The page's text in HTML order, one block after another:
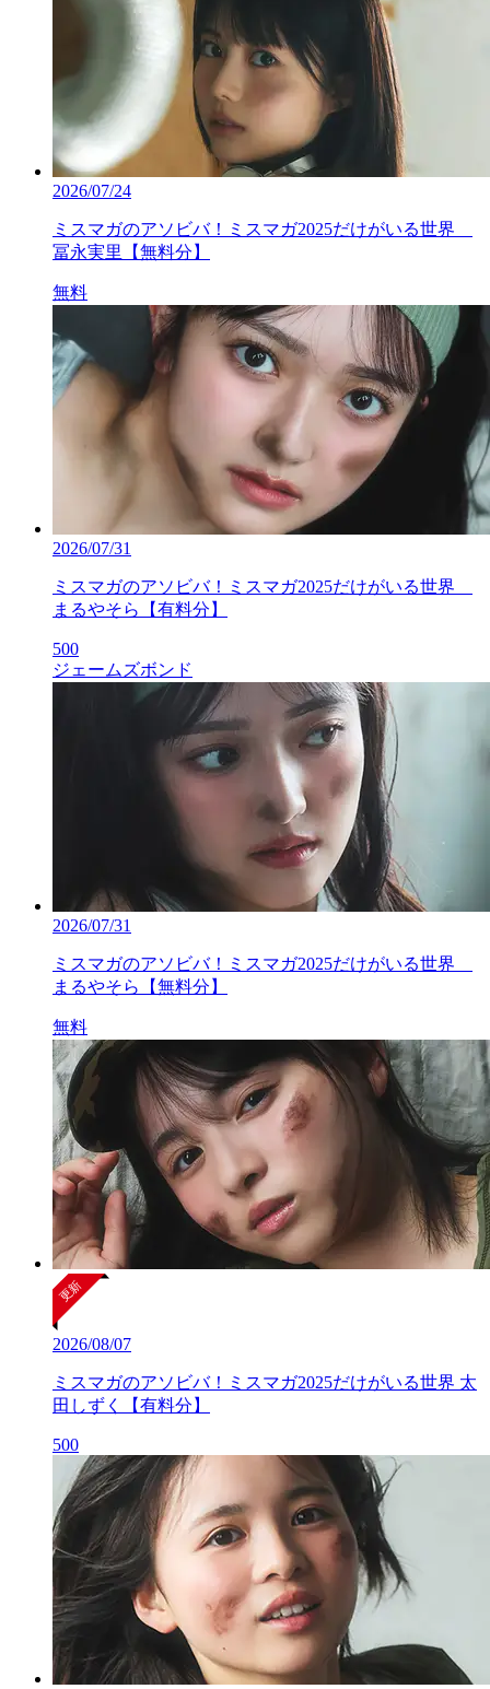
2026/07/24
ミスマガのアソビバ！ミスマガ2025だけがいる世界
冨永実里【無料分】
無料
2026/07/31
ミスマガのアソビバ！ミスマガ2025だけがいる世界
まるやそら【有料分】
500
ジェームズボンド
2026/07/31
ミスマガのアソビバ！ミスマガ2025だけがいる世界
まるやそら【無料分】
無料
2026/08/07
ミスマガのアソビバ！ミスマガ2025だけがいる世界 太
田しずく【有料分】
500